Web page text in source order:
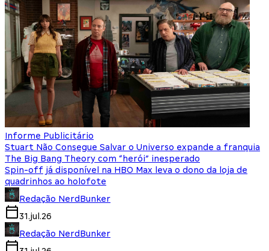
Informe Publicitário
Stuart Não Consegue Salvar o Universo expande a franquia
The Big Bang Theory com “herói” inesperado
Spin-off já disponível na HBO Max leva o dono da loja de
quadrinhos ao holofote
Redação NerdBunker
31.jul.26
Redação NerdBunker